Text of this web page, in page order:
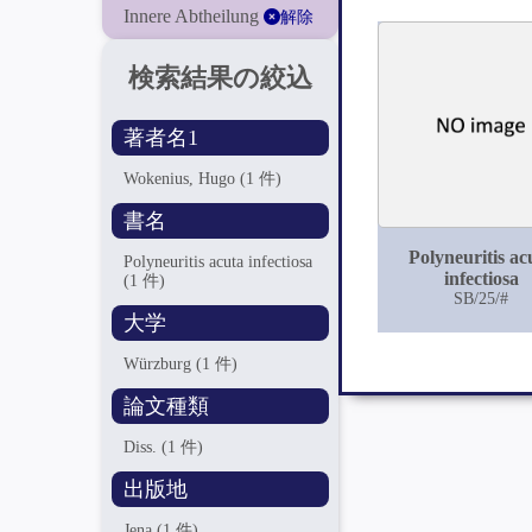
Innere Abtheilung 解除
検索結果の絞込
著者名1
Wokenius, Hugo(1 件)
書名
Polyneuritis acuta infectiosa
(1 件)
大学
Würzburg(1 件)
論文種類
Diss.(1 件)
出版地
Polyneuritis
infectiosa
SB/25/#